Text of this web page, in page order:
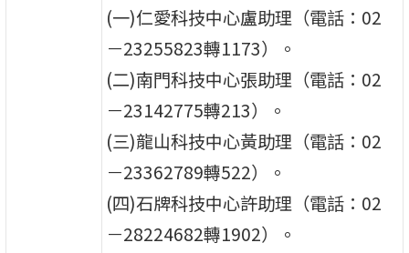
(一)仁愛科技中心盧助理（電話：02
－23255823轉1173）。
(二)南門科技中心張助理（電話：02
－23142775轉213）。
(三)龍山科技中心黃助理（電話：02
－23362789轉522）。
(四)石牌科技中心許助理（電話：02
－28224682轉1902）。